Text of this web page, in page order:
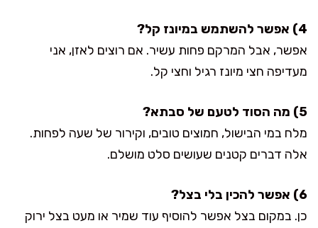
4) אפשר להשתמש במיונז קל?
אפשר, אבל המרקם פחות עשיר. אם רוצים לאזן, אני
מעדיפה חצי מיונז רגיל וחצי קל.
5) מה הסוד לטעם של סבתא?
מלח במי הבישול, חמוצים טובים, וקירור של שעה לפחות.
אלה דברים קטנים שעושים סלט מושלם.
6) אפשר להכין בלי בצל?
כן. במקום בצל אפשר להוסיף עוד שמיר או מעט בצל ירוק